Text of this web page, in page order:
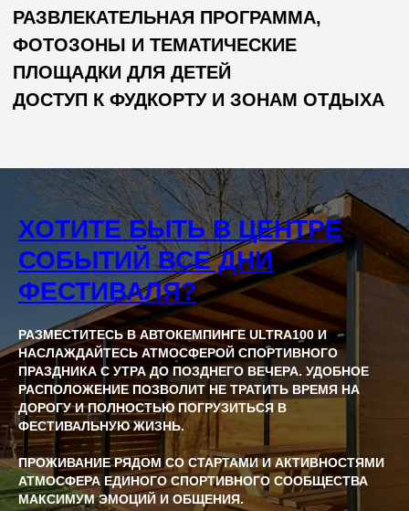
ХОТИТЕ БЫТЬ В ЦЕНТРЕ
СОБЫТИЙ ВСЕ ДНИ
ФЕСТИВАЛЯ?
РАЗМЕСТИТЕСЬ В АВТОКЕМПИНГЕ ULTRA100 И
НАСЛАЖДАЙТЕСЬ АТМОСФЕРОЙ СПОРТИВНОГО
ПРАЗДНИКА С УТРА ДО ПОЗДНЕГО ВЕЧЕРА. УДОБНОЕ
РАСПОЛОЖЕНИЕ ПОЗВОЛИТ НЕ ТРАТИТЬ ВРЕМЯ НА
ДОРОГУ И ПОЛНОСТЬЮ ПОГРУЗИТЬСЯ В
ФЕСТИВАЛЬНУЮ ЖИЗНЬ.
ПРОЖИВАНИЕ РЯДОМ СО СТАРТАМИ И АКТИВНОСТЯМИ
АТМОСФЕРА ЕДИНОГО СПОРТИВНОГО СООБЩЕСТВА
МАКСИМУМ ЭМОЦИЙ И ОБЩЕНИЯ.